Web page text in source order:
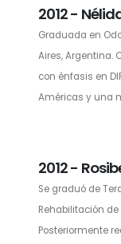
2012 -
Graduada en
Aires, Argentina.
con énfasis en
Américas y una
2012 -
Se graduó de
Rehabilitación
Posteriormente